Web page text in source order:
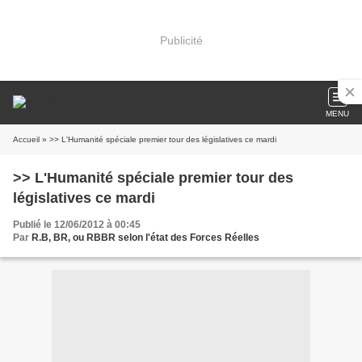
Publicité
MENU
Accueil » >> L'Humanité spéciale premier tour des législatives ce mardi
>> L'Humanité spéciale premier tour des
législatives ce mardi
Publié le 12/06/2012 à 00:45
Par R.B, BR, ou RBBR selon l'état des Forces Réelles